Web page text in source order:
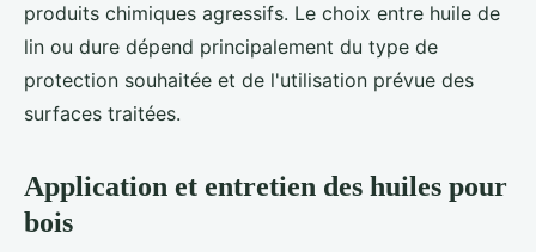
produits chimiques agressifs. Le choix entre huile de
lin ou dure dépend principalement du type de
protection souhaitée et de l'utilisation prévue des
surfaces traitées.
Application et entretien des huiles pour
bois